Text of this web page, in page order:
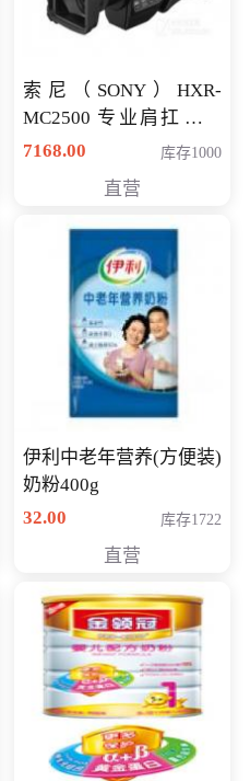
索尼（SONY）HXR-
MC2500 专业肩扛式存
储卡全高清摄录一体机
清入门级摄像机
7168.00 库存1000
直营
伊利中老年营养(方便装)
奶粉400g
32.00
库存1722
直营